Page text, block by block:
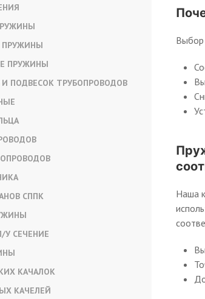
ПРУЖИНЫ
ПРУЖИНЫ
ПОДВЕСОК ТРУБОПРОВОДОВ
СППК
У СЕЧЕНИЕ
КАЧАЛОК
КАЧЕЛЕЙ
Выбор
Наша